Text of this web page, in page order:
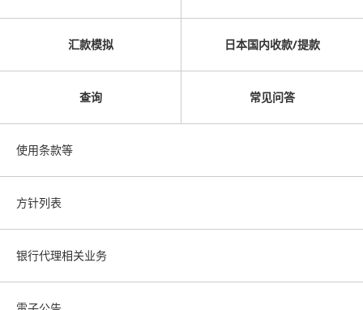
汇款模拟 日本国内收款/提款
查询 常见问答
使用条款等
方针列表
银行代理相关业务